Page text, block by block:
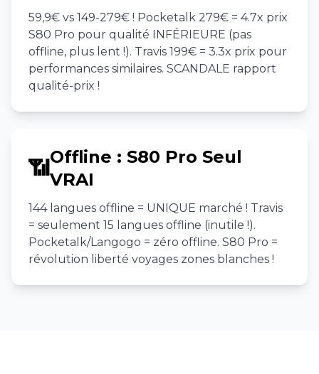
59,9€ vs 149-279€ ! Pocketalk 279€ = 4.7x prix
S80 Pro pour qualité INFÉRIEURE (pas
offline, plus lent !). Travis 199€ = 3.3x prix pour
performances similaires. SCANDALE rapport
qualité-prix !
📶Offline : S80 Pro Seul
VRAI
144 langues offline = UNIQUE marché ! Travis
= seulement 15 langues offline (inutile !).
Pocketalk/Langogo = zéro offline. S80 Pro =
révolution liberté voyages zones blanches !